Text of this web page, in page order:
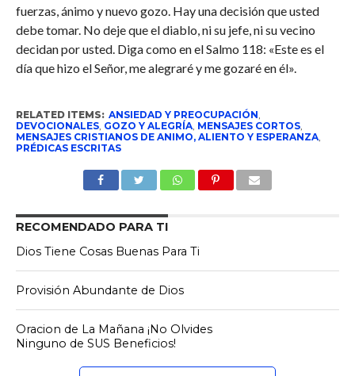
fuerzas, ánimo y nuevo gozo. Hay una decisión que usted
debe tomar. No deje que el diablo, ni su jefe, ni su vecino
decidan por usted. Diga como en el Salmo 118: «Este es el
día que hizo el Señor, me alegraré y me gozaré en él».
RELATED ITEMS: ANSIEDAD Y PREOCUPACIÓN
DEVOCIONALES, GOZO Y ALEGRÍA, MENSAJES CORTOS,
MENSAJES CRISTIANOS DE ANIMO, ALIENTO Y ESPERANZA,
PRÉDICAS ESCRITAS
RECOMENDADO PARA TI
Dios Tiene Cosas Buenas Para Ti
Provisión Abundante de Dios
Oracion de La Mañana ¡No Olvides
Ninguno de SUS Beneficios!